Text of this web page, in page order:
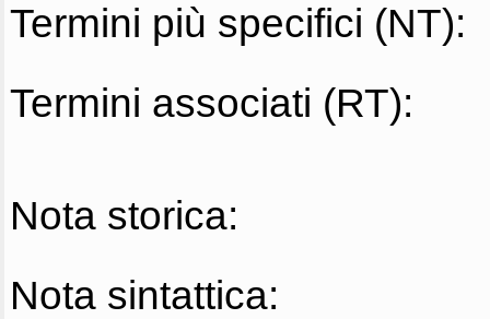
Termini più specifici (NT):
Termini associati (RT):
Nota storica:
Nota sintattica: